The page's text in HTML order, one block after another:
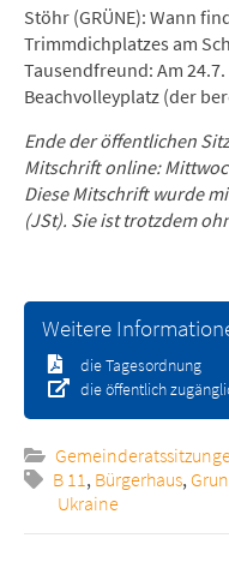
Stöhr (GRÜNE): Wann
Trimmdichplatzes am
Tausendfreund: Am
Beachvolleyplatz (der
Ende der öffentlichen
Mitschrift online:
Diese Mitschrift wurde
(JSt). Sie ist trotzdem
Weitere
die Tagesordnung
die öffentlich
B 11, Bürgerhaus,
Ukraine